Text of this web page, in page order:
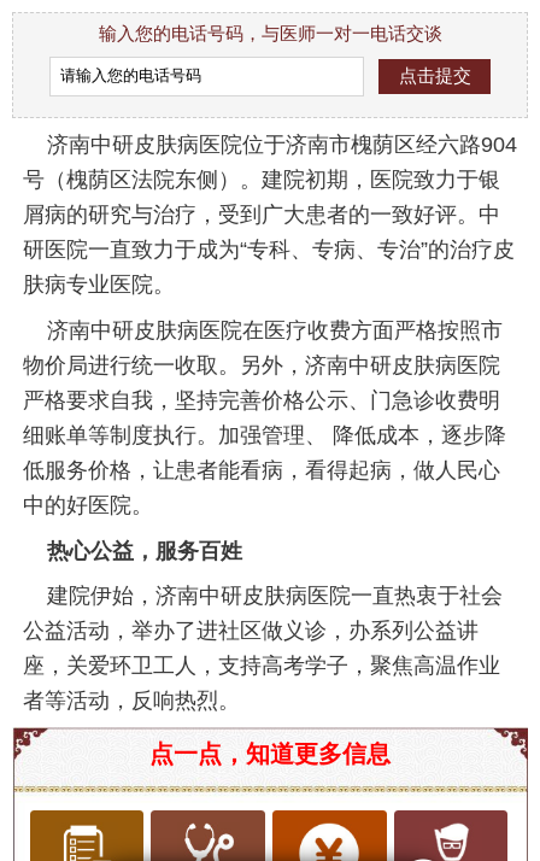
输入您的电话号码，与医师一对一电话交谈
济南中研皮肤病医院位于济南市槐荫区经六路904
号（槐荫区法院东侧）。建院初期，医院致力于银
屑病的研究与治疗，受到广大患者的一致好评。中
研医院一直致力于成为“专科、专病、专治”的治疗皮
肤病专业医院。
济南中研皮肤病医院在医疗收费方面严格按照市
物价局进行统一收取。另外，济南中研皮肤病医院
严格要求自我，坚持完善价格公示、门急诊收费明
细账单等制度执行。加强管理、 降低成本，逐步降
低服务价格，让患者能看病，看得起病，做人民心
中的好医院。
热心公益，服务百姓
建院伊始，济南中研皮肤病医院一直热衷于社会
公益活动，举办了进社区做义诊，办系列公益讲
座，关爱环卫工人，支持高考学子，聚焦高温作业
者等活动，反响热烈。
在现代社会，皮肤健康越来越受到人们的关注。尤
其是在山东这样一个快速发展的城市，环境变化对
皮肤健康的影响不容忽视。空气污染、气候变化以
及生活方式的改变，都可能导致皮肤问题的频发。
点一点，知道更多信息